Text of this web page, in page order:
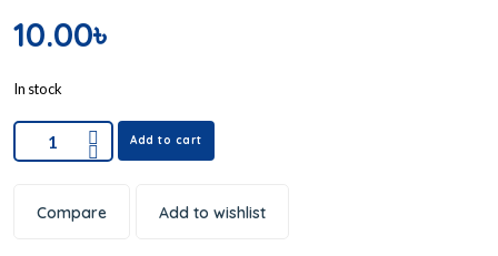
10.00৳
In stock
Add to cart
Compare Add to wishlist